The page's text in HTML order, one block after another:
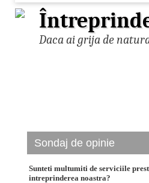
Daca ai grija de
Sondaj de opinie
Sunteti multumiti de serviciile
intreprinderea noastra?